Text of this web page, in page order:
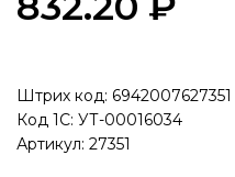
Штрих код: 6942007627351
Код 1С: УТ-00016034
Артикул: 27351